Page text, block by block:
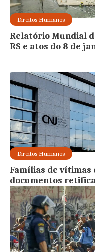
Direitos Humanos
Relatório Mundial
RS e atos do 8 de
Direitos Humanos
Famílias de
documentos